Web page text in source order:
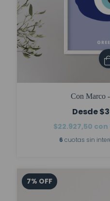
Con Marco
$22.927,50 con
6 cuotas sin
7% OFF